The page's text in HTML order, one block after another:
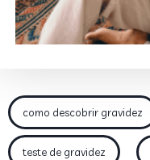
como descobrir gravidez
teste de gravidez